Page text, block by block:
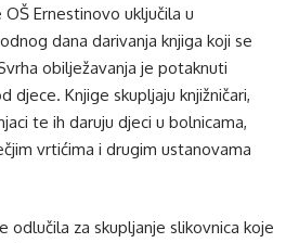
Ernestinovo uključila u
dana darivanja knjiga koji se
obilježavanja je potaknuti
djece. Knjige skupljaju knjižničari,
te ih daruju djeci u bolnicama,
vrtićima i drugim ustanovama
odlučila za skupljanje slikovnica koje